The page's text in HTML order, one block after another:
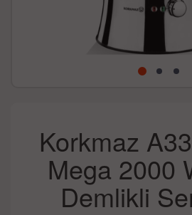
Korkmaz
Mega 2000
Demlikli